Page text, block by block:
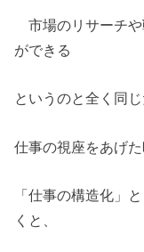
市場のリサーチや
ができる
というのと全く同じ
仕事の視座をあげた
「仕事の構造化」
くと、